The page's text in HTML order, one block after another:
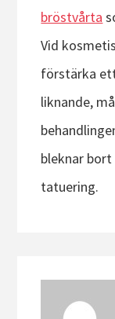
bröstvårta
Vid
förstärka
liknande,
bleknar bort
tatuering.